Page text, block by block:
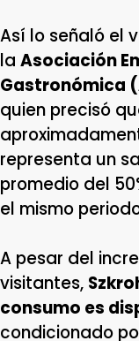
Así lo señaló el
la Asociación
Gastronómica
quien precisó
representa un
promedio del
el mismo
A pesar del
visitantes,
consumo es
condicionado